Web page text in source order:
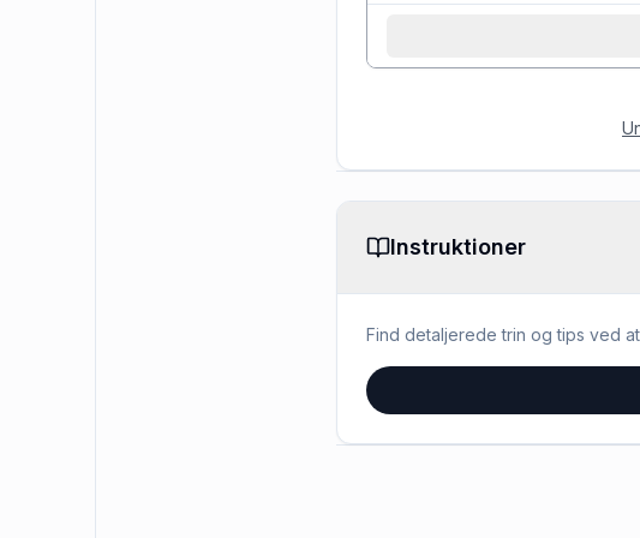
Instruktioner
Find detaljerede trin og tips ved